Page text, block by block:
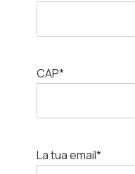
CAP*
La tua email*